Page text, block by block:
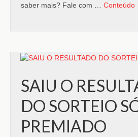
saber mais? Fale com … Conteúdo
SAIU O
DO SORTEIO
PREMIADO